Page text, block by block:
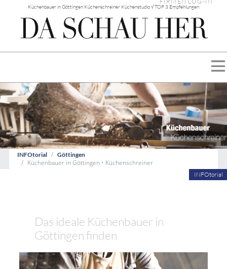
Küchenbauer in Göttingen Küchenschreiner Küchenstudio √ TOP 3 Empfehlungen
INFOtorial Göttingen
Küchenbauer in Göttingen • Küchenschreiner
INFOtorial
Das ideale Küchenbauer in
Göttingen finden